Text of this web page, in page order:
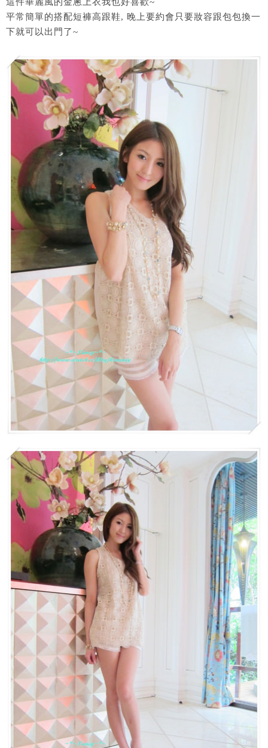
平常簡單的搭配短褲高跟鞋, 晚上要約會只要妝容跟包包換一
下就可以出門了~